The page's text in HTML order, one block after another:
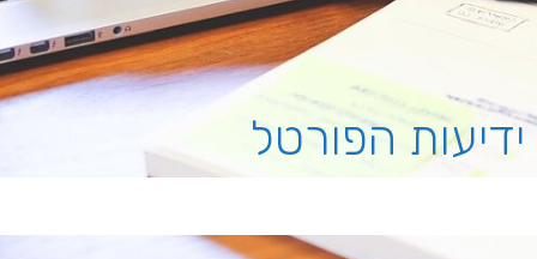
ידיעות הפורטל